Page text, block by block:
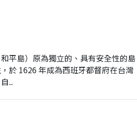
平島）原為獨立的、具有安全性的島
於 1626 年成為西班牙都督府在台灣
..